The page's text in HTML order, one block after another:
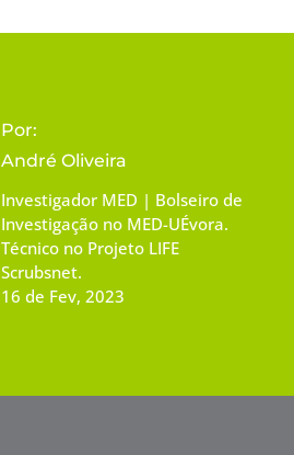
Por:
André Oliveira
Investigador MED | Bolseiro de
Investigação no MED-UÉvora.
Técnico no Projeto LIFE
Scrubsnet.
16 de Fev, 2023